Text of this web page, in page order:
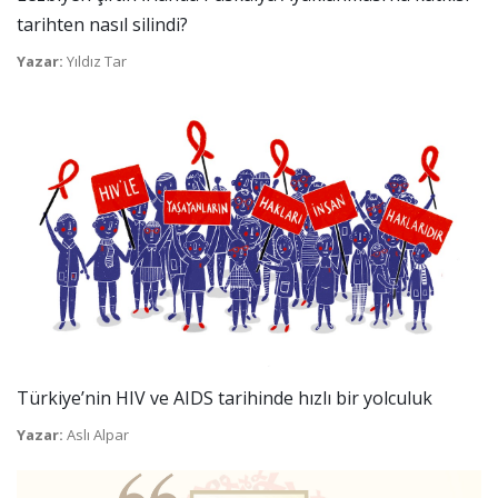
tarihten nasıl silindi?
Yazar: Yıldız Tar
Türkiye’nin HIV ve AIDS tarihinde hızlı bir yolculuk
Yazar: Aslı Alpar